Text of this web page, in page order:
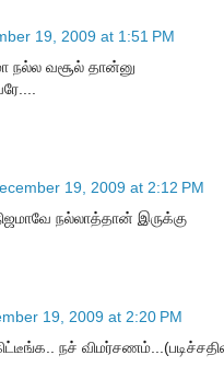
19, 2009 at 1:51 PM
நல்ல வசூல் தான்னு
19, 2009 at 2:12 PM
நல்லாத்தான் இருக்கு
19, 2009 at 2:20 PM
நச்